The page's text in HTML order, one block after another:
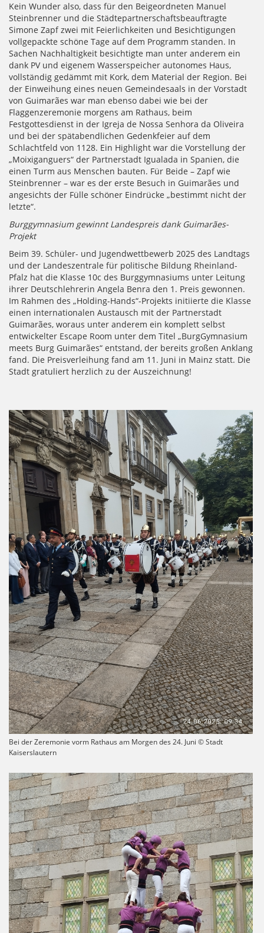
Kein Wunder also, dass für den Beigeordneten Manuel
Steinbrenner und die Städtepartnerschaftsbeauftragte
Simone Zapf zwei mit Feierlichkeiten und Besichtigungen
vollgepackte schöne Tage auf dem Programm standen. In
Sachen Nachhaltigkeit besichtigte man unter anderem ein
dank PV und eigenem Wasserspeicher autonomes Haus,
vollständig gedämmt mit Kork, dem Material der Region. Bei
der Einweihung eines neuen Gemeindesaals in der Vorstadt
von Guimarães war man ebenso dabei wie bei der
Flaggenzeremonie morgens am Rathaus, beim
Festgottesdienst in der Igreja de Nossa Senhora da Oliveira
und bei der spätabendlichen Gedenkfeier auf dem
Schlachtfeld von 1128. Ein Highlight war die Vorstellung der
„Moixiganguers“ der Partnerstadt Igualada in Spanien, die
einen Turm aus Menschen bauten. Für Beide – Zapf wie
Steinbrenner – war es der erste Besuch in Guimarães und
angesichts der Fülle schöner Eindrücke „bestimmt nicht der
letzte“.
Burggymnasium gewinnt Landespreis dank Guimarães-
Projekt
Beim 39. Schüler- und Jugendwettbewerb 2025 des Landtags
und der Landeszentrale für politische Bildung Rheinland-
Pfalz hat die Klasse 10c des Burggymnasiums unter Leitung
ihrer Deutschlehrerin Angela Benra den 1. Preis gewonnen.
Im Rahmen des „Holding-Hands“-Projekts initiierte die Klasse
einen internationalen Austausch mit der Partnerstadt
Guimarães, woraus unter anderem ein komplett selbst
entwickelter Escape Room unter dem Titel „BurgGymnasium
meets Burg Guimarães“ entstand, der bereits großen Anklang
fand. Die Preisverleihung fand am 11. Juni in Mainz statt. Die
Stadt gratuliert herzlich zu der Auszeichnung!
Bei der Zeremonie vorm Rathaus am Morgen des 24. Juni © Stadt
Kaiserslautern